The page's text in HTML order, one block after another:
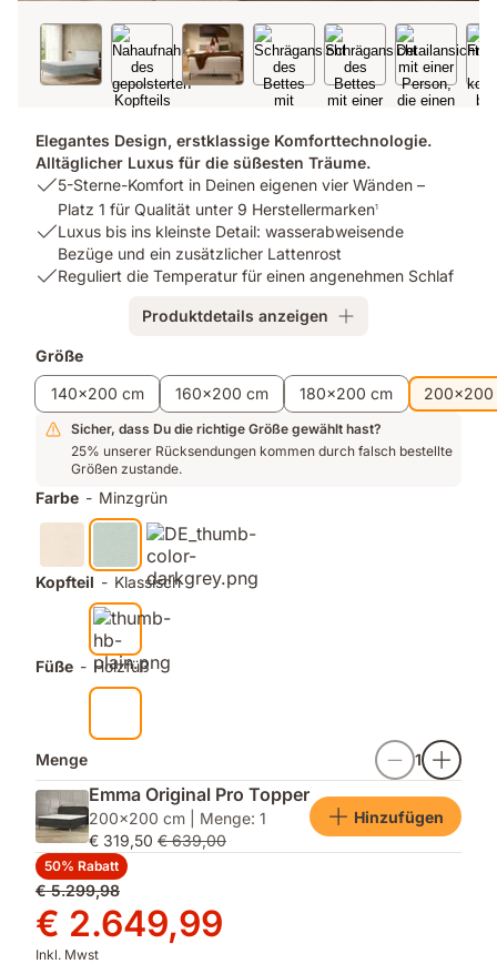
Elegantes Design, erstklassige Komforttechnologie.
Alltäglicher Luxus für die süßesten Träume.
USP
5-
Sterne-
Komfort
vier
Wänden
–
Platz
Qualität
Herstellermarken¹
5-Sterne-Komfort in Deinen eigenen vier Wänden –
Platz 1 für Qualität unter 9 Herstellermarken1
USP
Luxus
Detail:
wasserabweisende
Bezüge
und
zusätzlicher
Lattenrost
Luxus bis ins kleinste Detail: wasserabweisende
Bezüge und ein zusätzlicher Lattenrost
USP
Temperatur
für
einen
angenehmen
Schlaf
Reguliert die Temperatur für einen angenehmen Schlaf
Produktdetails anzeigen
Zusatzprodukte
Größe
140x200 cm
160x200 cm 180x200 cm 200x200
Sicher, dass Du die richtige Größe gewählt hast?
25% unserer Rücksendungen kommen durch falsch bestellte
Größen zustande.
Farbe - Minzgrün
Kopfteil - Klassisch
Füße - Holzfüß
Menge 1
Emma Original Pro Topper
200x200 cm | Menge: 1
€ 319,50 € 639,00
Hinzufügen
50% Rabatt
Ursprünglicher
Preis
€ 5.299,98
€ 5.299,98
Preis
€ 2.649,99
€ 2.649,99
Inkl. Mwst